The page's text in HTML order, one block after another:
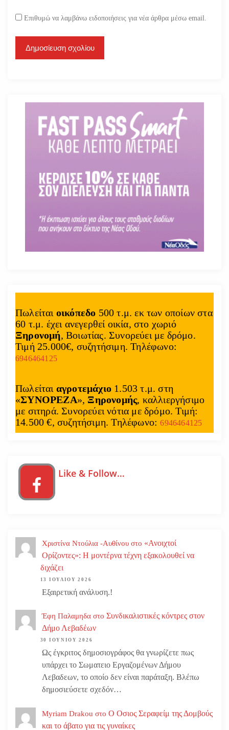
Επιθυμώ να λαμβάνω ειδοποιήσεις για νέα άρθρα μέσω email.
Πωλείται οικόπεδο 500 τ.μ. εκ των οποίων στα
60 τ.μ. έχει ανεγερθεί οικία, στο χωριό
Ξηρονομή, Βοιωτίας. Συνορεύει με δρόμο.
Τιμή 25.000€, συζητήσιμη. Τηλέφωνο:
6946464125
Πωλείται αγροτεμάχιο 1.503 τ.μ. στη
«ΣΥΝΟΡΕΖΑ», Ξηρονομής, καλλιεργήσιμο
με σιτηρά. Συνορεύει νότια με δρόμο. Τιμή:
14.500 €, συζητήσιμη. Τηλέφωνο:6946464125
Like & Follow…
Χριστίνα Ντούλια -Αυθίνου στο «Ανοιχτοί
Ορίζοντες»: Η μοντέρνα τέχνη εξακολουθεί να
διχάζει
13 ΙΟΥΛΊΟΥ 2026
Εξαιρετική ανάλυση.!
Έφη Παλαμηδα στο Συνδικαλιστικές κόντρες στον
Δήμο Λεβαδέων
30 ΙΟΥΝΊΟΥ 2026
Ως έγκριτος δημοσιογράφος θα γνωρίζετε πως
υπάρχει το Σωματειο Εργαζομένων Δήμου
Λεβαδεων, το οποίο δεν είναι παράταξη. Βλέπω
δημοσιεύσετε σχεδόν…
Myriam Drakou στο Ο Οσιος Σεραφείμ της Δομβούς
και το άβατο για τις γυναίκες